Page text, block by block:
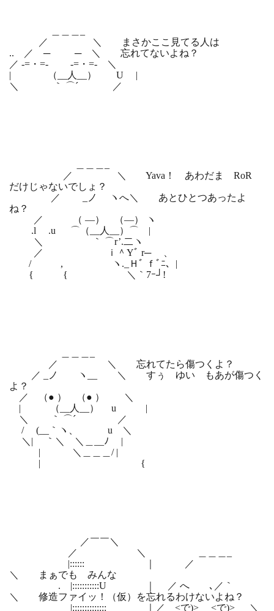
／ ＼ まさかここ見てる人は
.. ／ ─ ─ ＼ 忘れてないよね？
／ -=・=- -=・=- ＼
| （__人__） U |
＼ ｀ ⌒´ ／
／ ＼ Yava！ あわだま RoR
だけじゃないでしょ？
／ _ノ ヽへ＼ あとひとつあったよ
ね？
／ （ ―） （―） ヽ
.l .u ⌒（__人__）⌒ |
＼ ｀ ⌒r’.二ヽ
／ ｉ＾Yﾞ r─ ゝ、
/ , ヽ._Ｈﾞ ｆﾞﾆ、|
{ { ＼｀7ｰ┘!
／ ＼ 忘れてたら傷つくよ？
／ _ノ ヽ__ ＼ すぅ ゆい もあが傷つく
よ？
／ （● ） （● ） ＼
| （__人__） u |
＼ ｀ ⌒´ ／
/ (__｀ヽ、 u ＼
＼| ｀＼ ＼＿__ﾉ |
| ＼＿＿＿/ |
| {
／￣￣＼
／ ＼ ＿＿＿_
|:::::: ｜ ／
＼ まぁでも みんな
. |:::::::::::U ｜ ／ へ ､／｀
＼ 修造ファイッ！（仮）を忘れるわけないよね？
|:::::::::::::: ｜／ <で)> <で)> ＼